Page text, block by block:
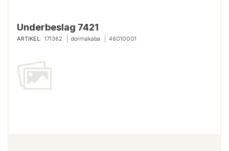
Underbeslag 7421
ARTIKEL: 171362 dormakaba 46010001